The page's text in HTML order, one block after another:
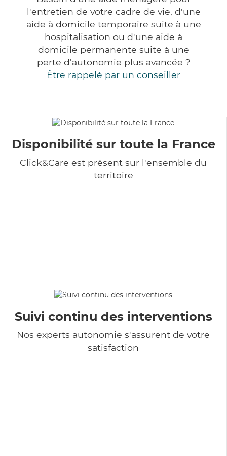
l'entretien de votre cadre de vie, d'une
aide à domicile temporaire suite à une
hospitalisation ou d'une aide à
domicile permanente suite à une
perte d'autonomie plus avancée ?
Être rappelé par un conseiller
Disponibilité sur toute la France
Click&Care est présent sur l'ensemble du
territoire
Suivi continu des interventions
Nos experts autonomie s'assurent de votre
satisfaction